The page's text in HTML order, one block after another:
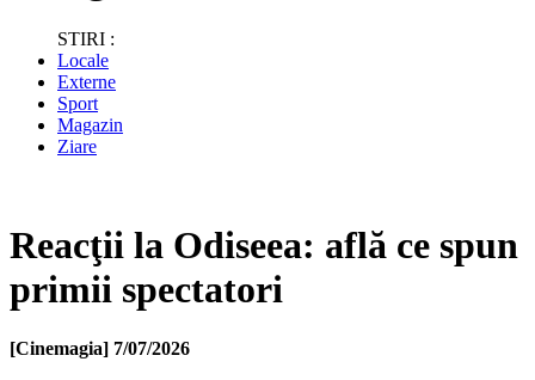
STIRI :
Locale
Externe
Sport
Magazin
Ziare
Reacţii la Odiseea: află ce spun
primii spectatori
[Cinemagia] 7/07/2026